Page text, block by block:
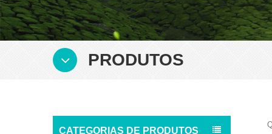
PRODUTOS
CATEGORIAS DE PRODUTOS